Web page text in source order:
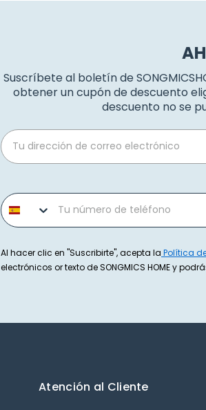
Suscríbete al boletín de
obtener un cupón de descuento
descuento no se
Email
Phone number
Al hacer clic en "Suscribirte", acepta la Política
electrónicos or texto de SONGMICS HOME y
Atención al Cliente